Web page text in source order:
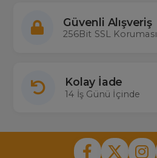
Güvenli Alışveriş
256Bit SSL Koruması
Kolay İade
14 İş Günü İçinde